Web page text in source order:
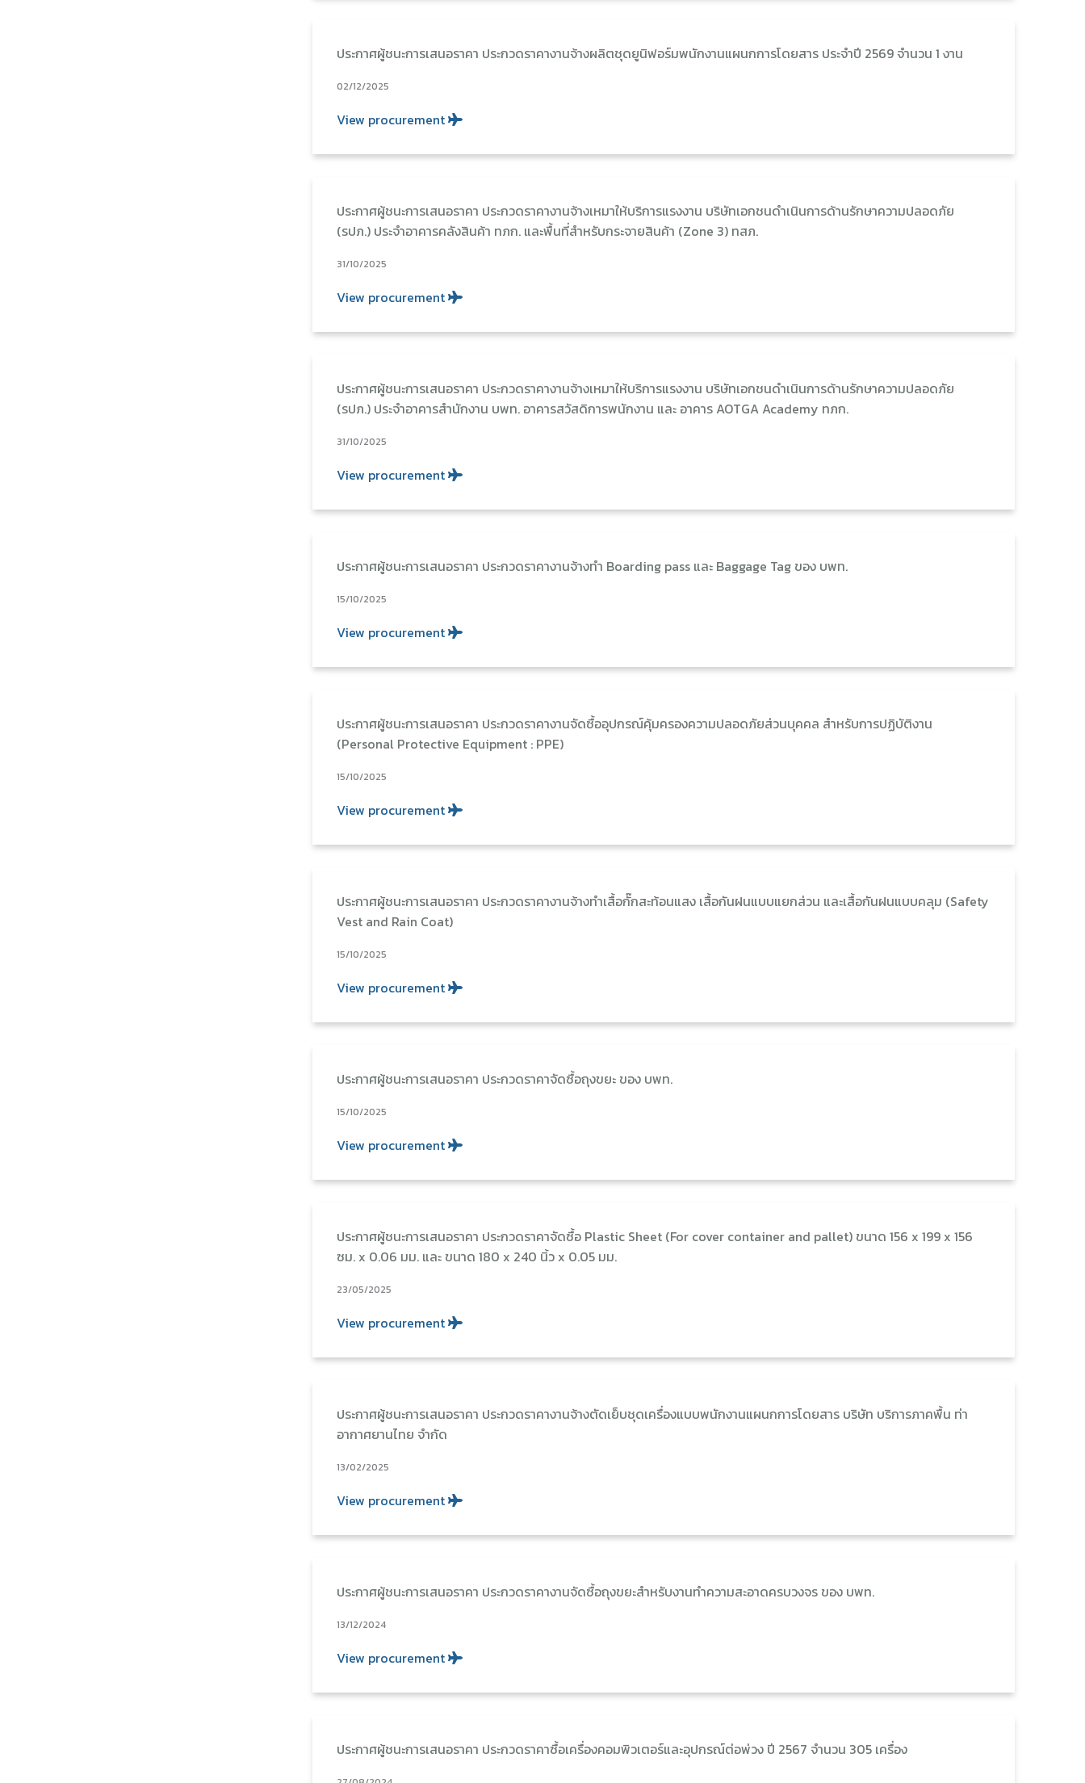
ประกาศผู้ชนะการเสนอราคา ประกวดราคางานจ้างผลิตชุดยูนิฟอร์มพนักงานแผนกการโดยสาร ประจำปี 2569 จำนวน 1 งาน
02/12/2025
View procurement
ประกาศผู้ชนะการเสนอราคา ประกวดราคางานจ้างเหมาให้บริการแรงงาน บริษัทเอกชนดำเนินการด้านรักษาความปลอดภัย
(รปภ.) ประจำอาคารคลังสินค้า ทภก. และพื้นที่สำหรับกระจายสินค้า (Zone 3) ทสภ.
31/10/2025
View procurement
ประกาศผู้ชนะการเสนอราคา ประกวดราคางานจ้างเหมาให้บริการแรงงาน บริษัทเอกชนดำเนินการด้านรักษาความปลอดภัย
(รปภ.) ประจำอาคารสำนักงาน บพท. อาคารสวัสดิการพนักงาน และ อาคาร AOTGA Academy ทภก.
31/10/2025
View procurement
ประกาศผู้ชนะการเสนอราคา ประกวดราคางานจ้างทำ Boarding pass และ Baggage Tag ของ บพท.
15/10/2025
View procurement
ประกาศผู้ชนะการเสนอราคา ประกวดราคางานจัดซื้ออุปกรณ์คุ้มครองความปลอดภัยส่วนบุคคล สำหรับการปฏิบัติงาน
(Personal Protective Equipment : PPE)
15/10/2025
View procurement
ประกาศผู้ชนะการเสนอราคา ประกวดราคางานจ้างทำเสื้อกั๊กสะท้อนแสง เสื้อกันฝนแบบแยกส่วน และเสื้อกันฝนแบบคลุม (Safety
Vest and Rain Coat)
15/10/2025
View procurement
ประกาศผู้ชนะการเสนอราคา ประกวดราคาจัดซื้อถุงขยะ ของ บพท.
15/10/2025
View procurement
ประกาศผู้ชนะการเสนอราคา ประกวดราคาจัดซื้อ Plastic Sheet (For cover container and pallet) ขนาด 156 x 199 x 156
ซม. x 0.06 มม. และ ขนาด 180 x 240 นิ้ว x 0.05 มม.
23/05/2025
View procurement
ประกาศผู้ชนะการเสนอราคา ประกวดราคางานจ้างตัดเย็บชุดเครื่องแบบพนักงานแผนกการโดยสาร บริษัท บริการภาคพื้น ท่า
อากาศยานไทย จำกัด
13/02/2025
View procurement
ประกาศผู้ชนะการเสนอราคา ประกวดราคางานจัดซื้อถุงขยะสำหรับงานทำความสะอาดครบวงจร ของ บพท.
13/12/2024
View procurement
ประกาศผู้ชนะการเสนอราคา ประกวดราคาซื้อเครื่องคอมพิวเตอร์และอุปกรณ์ต่อพ่วง ปี 2567 จำนวน 305 เครื่อง